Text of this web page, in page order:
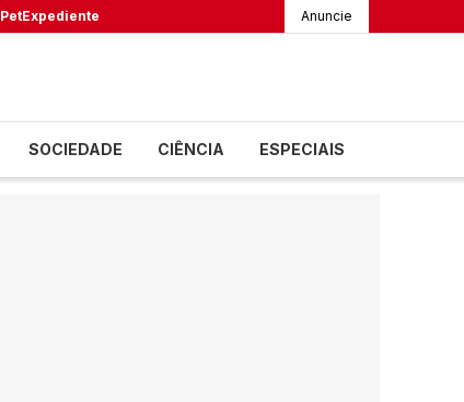
PetExpediente Anuncie
SOCIEDADE CIÊNCIA ESPECIAIS